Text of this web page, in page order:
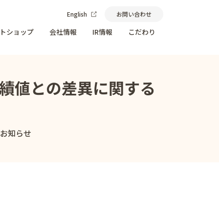
English お問い合わせ
ショップ 会社情報 IR情報 こだわり
値との差異に関する
知らせ